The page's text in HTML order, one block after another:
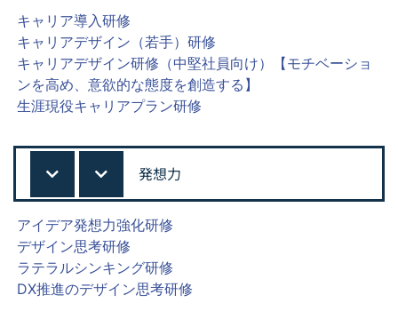
キャリア導入研修
キャリアデザイン（若手）研修
キャリアデザイン研修（中堅社員向け）【モチベーショ
ンを高め、意欲的な態度を創造する】
生涯現役キャリアプラン研修
発想力
アイデア発想力強化研修
デザイン思考研修
ラテラルシンキング研修
DX推進のデザイン思考研修